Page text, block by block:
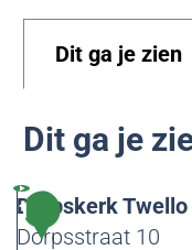
Dit ga je zien
Dit ga je
1
Dorpskerk Twello
Dorpsstraat 10